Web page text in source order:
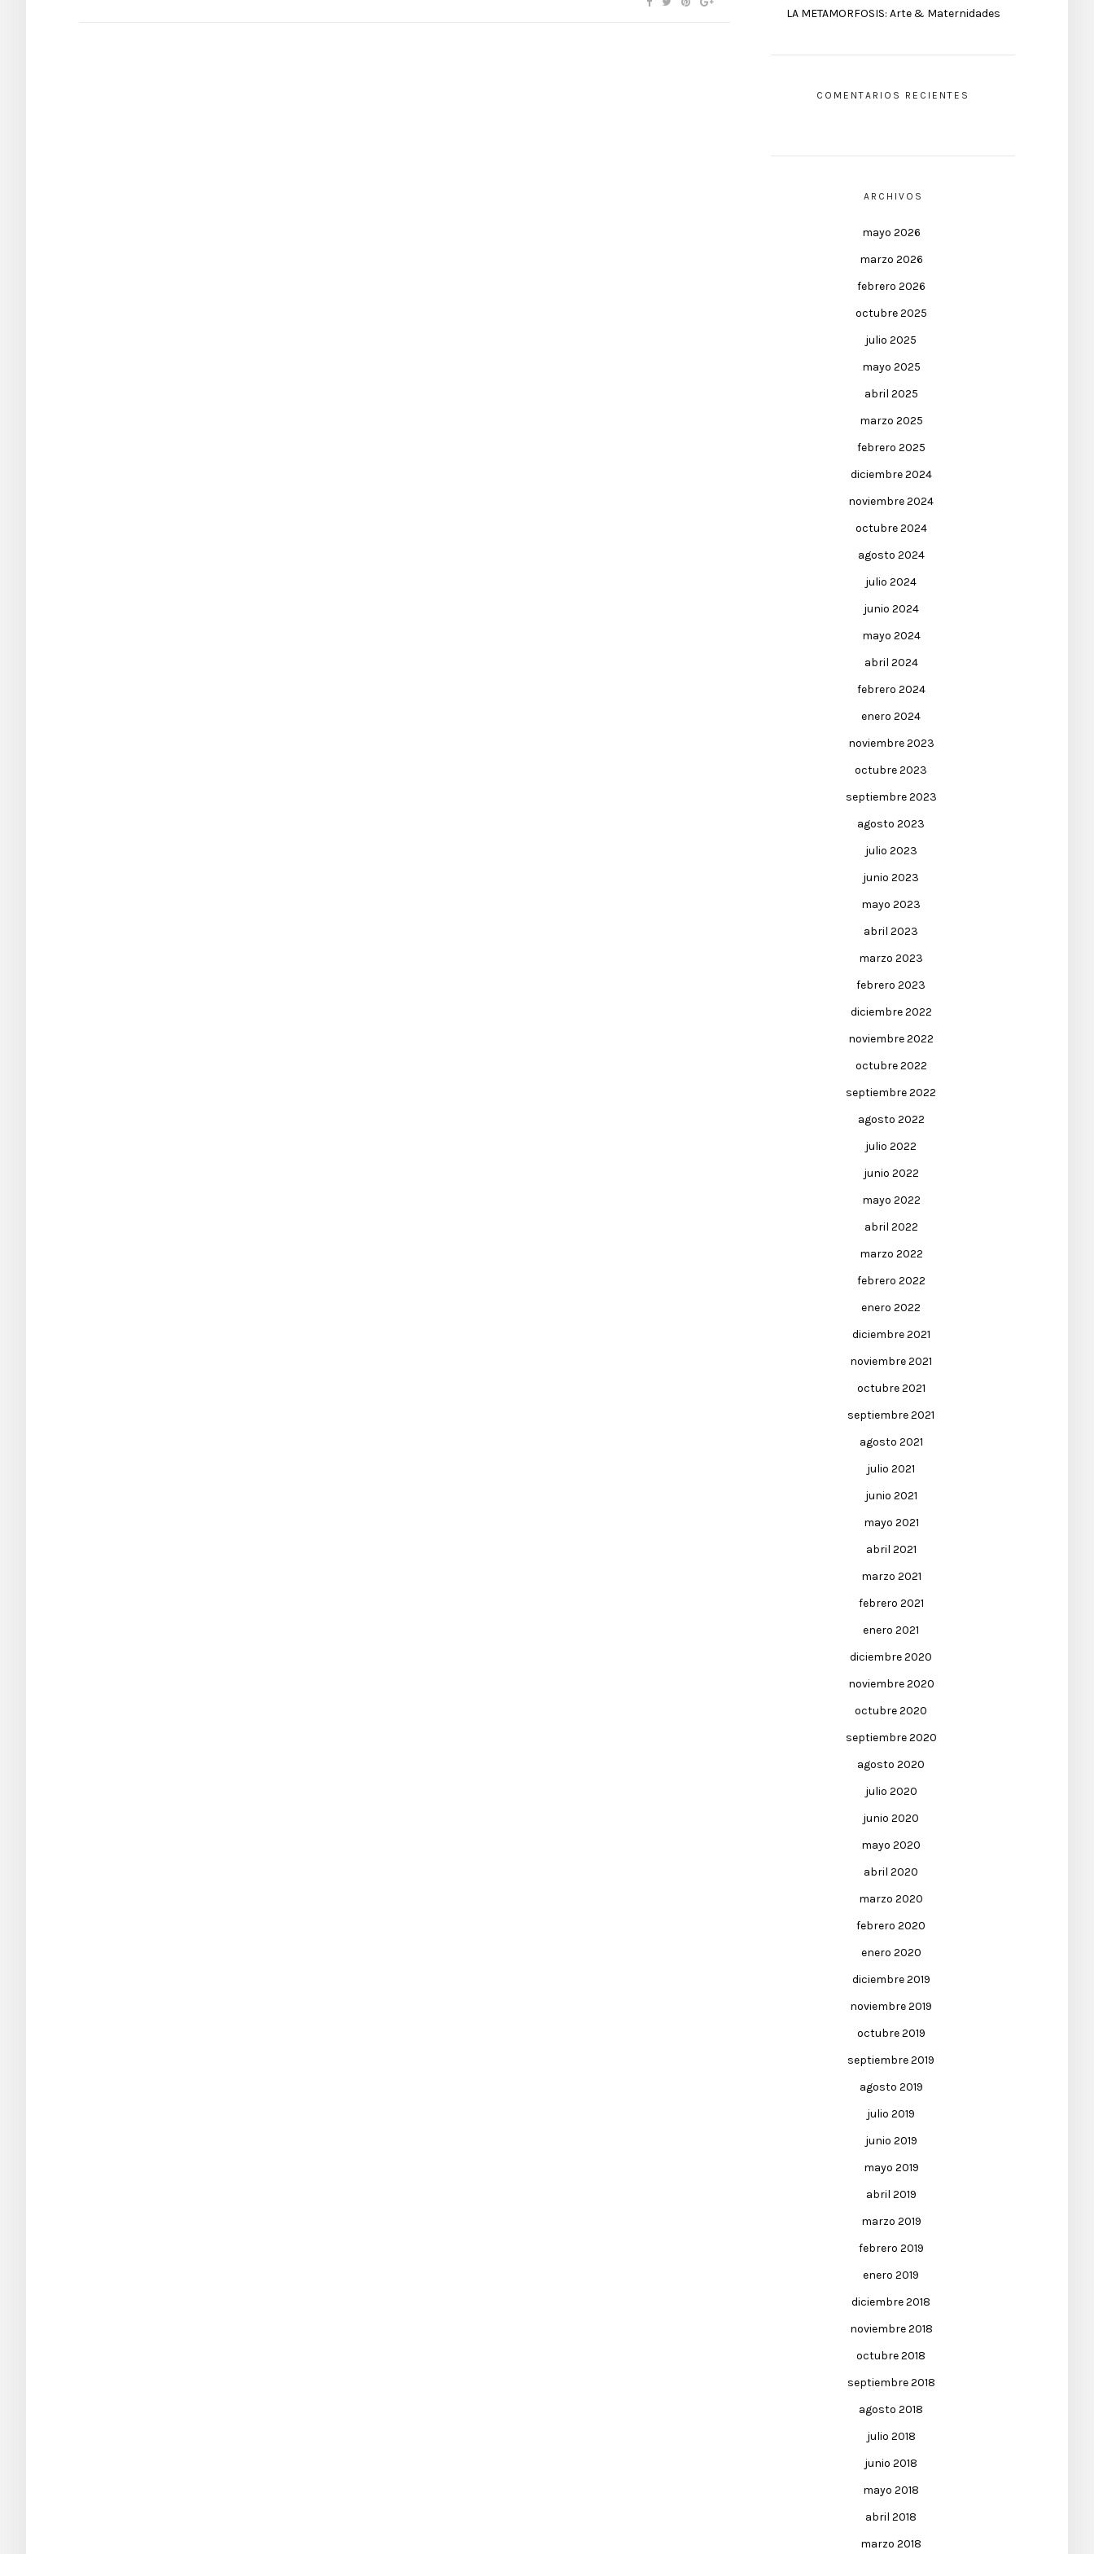
LA METAMORFOSIS: Arte & Maternidades
COMENTARIOS RECIENTES
ARCHIVOS
mayo 2026
marzo 2026
febrero 2026
octubre 2025
julio 2025
mayo 2025
abril 2025
marzo 2025
febrero 2025
diciembre 2024
noviembre 2024
octubre 2024
agosto 2024
julio 2024
junio 2024
mayo 2024
abril 2024
febrero 2024
enero 2024
noviembre 2023
octubre 2023
septiembre 2023
agosto 2023
julio 2023
junio 2023
mayo 2023
abril 2023
marzo 2023
febrero 2023
diciembre 2022
noviembre 2022
octubre 2022
septiembre 2022
agosto 2022
julio 2022
junio 2022
mayo 2022
abril 2022
marzo 2022
febrero 2022
enero 2022
diciembre 2021
noviembre 2021
octubre 2021
septiembre 2021
agosto 2021
julio 2021
junio 2021
mayo 2021
abril 2021
marzo 2021
febrero 2021
enero 2021
diciembre 2020
noviembre 2020
octubre 2020
septiembre 2020
agosto 2020
julio 2020
junio 2020
mayo 2020
abril 2020
marzo 2020
febrero 2020
enero 2020
diciembre 2019
noviembre 2019
octubre 2019
septiembre 2019
agosto 2019
julio 2019
junio 2019
mayo 2019
abril 2019
marzo 2019
febrero 2019
enero 2019
diciembre 2018
noviembre 2018
octubre 2018
septiembre 2018
agosto 2018
julio 2018
junio 2018
mayo 2018
abril 2018
marzo 2018